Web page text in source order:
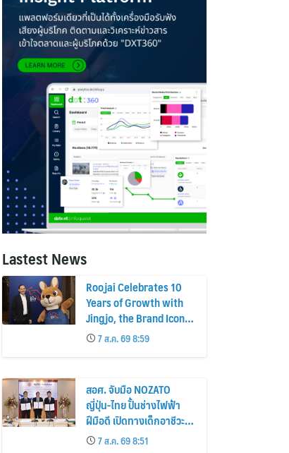
Lastest News
Roojai Celebrates 10
Years of Growth with
Jingjo, the Brand Icon
Behind a Decade of
Insurance Innovation
7 ส.ค. 69 8:59
สอศ. จับมือ NOZATO
ญี่ปุ่น-ไทย ปั้นช่างไฟฟ้า
ฝีมือดี เปิดทางเด็กอาชีวะ
ฝึกงานถึงแดนอาทิตย์อุทัย
7 ส.ค. 69 8:51